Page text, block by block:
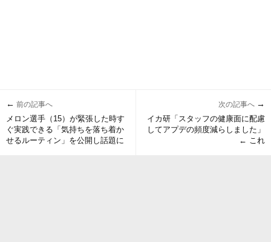
← 前の記事へ
メロン選手（15）が緊張した時す
ぐ実践できる「気持ちを落ち着か
せるルーティン」を公開し話題に
次の記事へ →
イカ研「スタッフの健康面に配慮
してアプデの頻度減らしました」
← これ